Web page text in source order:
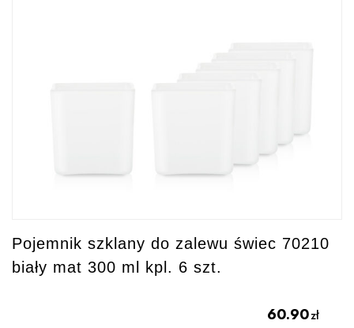
Pojemnik szklany do zalewu świec 70210
biały mat 300 ml kpl. 6 szt.
60.90zł